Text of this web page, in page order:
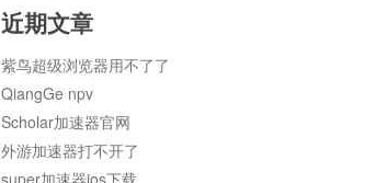
近期文章
紫鸟超级浏览器用不了了
QiangGe npv
Scholar加速器官网
外游加速器打不开了